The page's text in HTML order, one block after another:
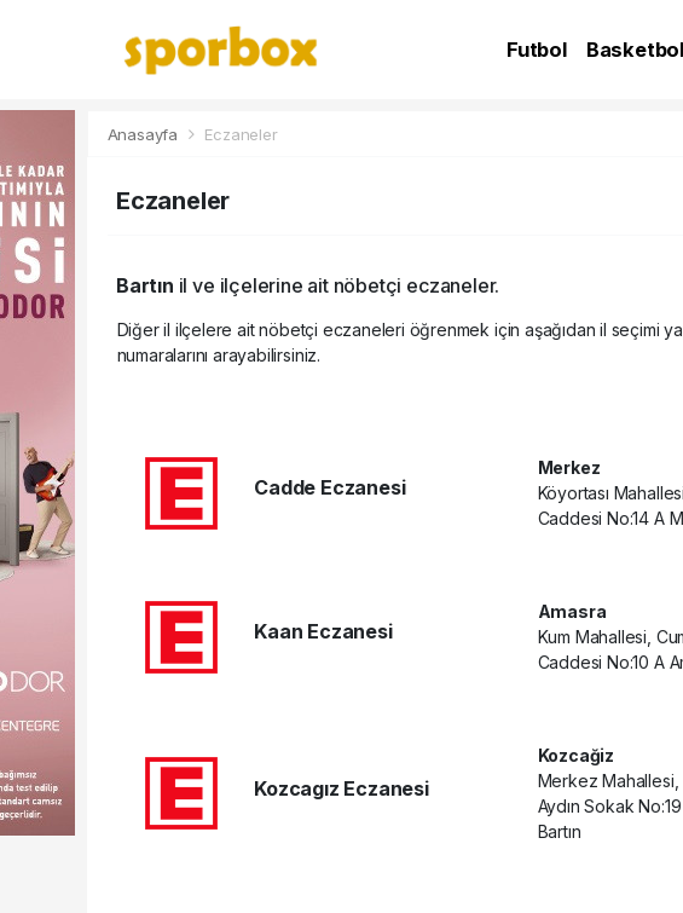
Futbol Basketbol
Anasayfa Eczaneler
Eczaneler
Bartın il ve ilçelerine ait nöbetçi eczaneler.
Diğer il ilçelere ait nöbetçi eczaneleri öğrenmek için aşağıdan il seçimi
numaralarını arayabilirsiniz.
Cadde Eczanesi
Merkez
Köyortası
Caddesi No:14 A
Kaan Eczanesi
Amasra
Kum Mahallesi,
Caddesi No:10 A
Kozcagız Eczanesi
Kozcağiz
Merkez Mahallesi,
Aydın Sokak
Bartın